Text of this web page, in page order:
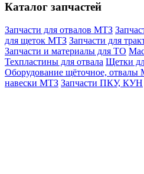
Каталог запчастей
Запчасти для отвалов МТЗ
для щеток МТЗ Запчасти для
Запчасти и материалы для ТО
Техпластины для отвала Щетки
Оборудование щёточное, отвалы
навески МТЗ Запчасти ПКУ, КУН